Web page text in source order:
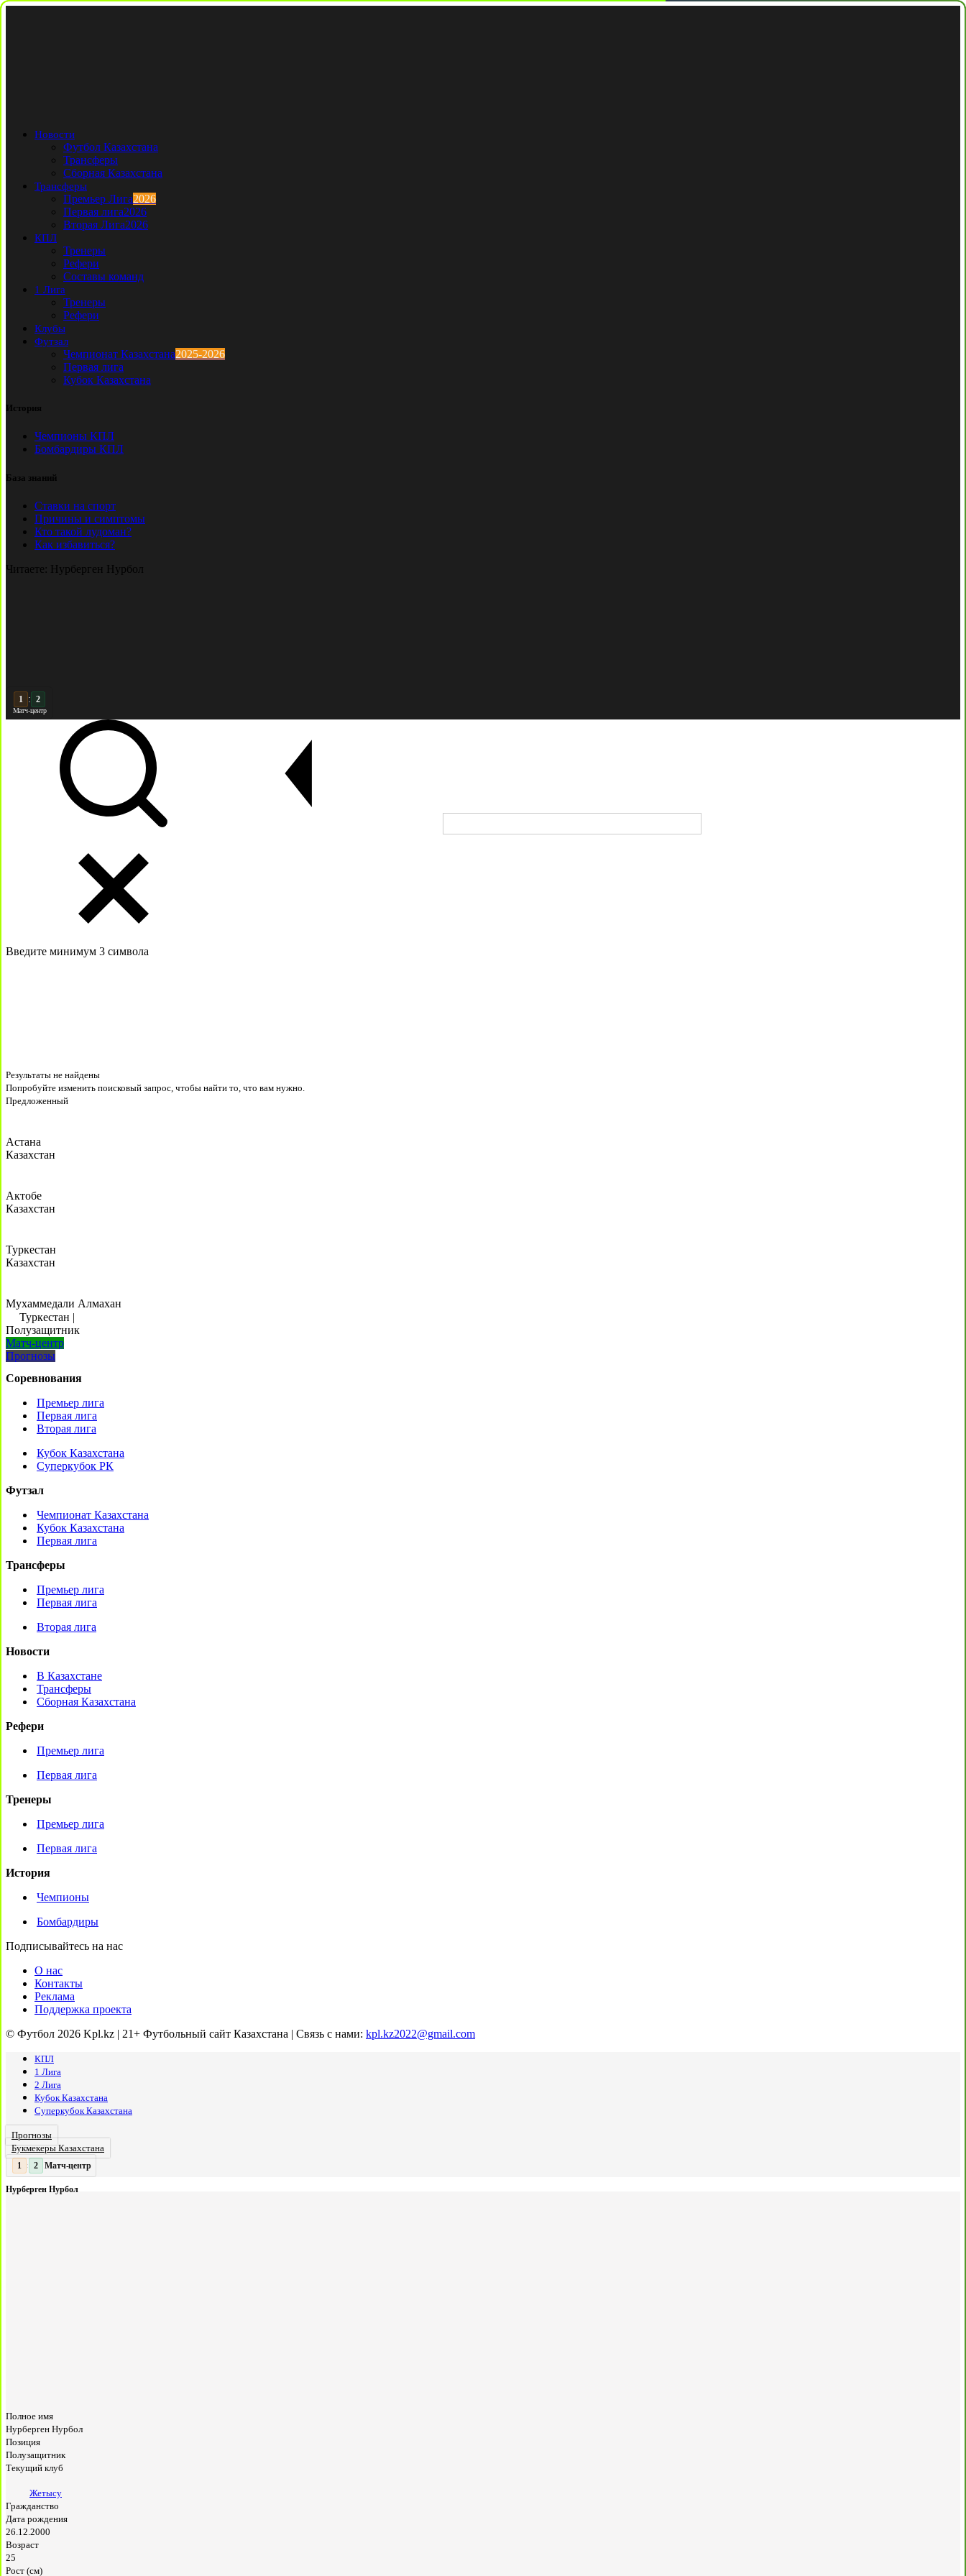
Новости
Футбол Казахстана
Трансферы
Сборная Казахстана
Трансферы
Премьер Лига2026
Первая лига2026
Вторая Лига2026
КПЛ
Тренеры
Рефери
Составы команд
1 Лига
Тренеры
Рефери
Клубы
Футзал
Чемпионат Казахстана2025-2026
Первая лига
Кубок Казахстана
История
Чемпионы КПЛ
Бомбардиры КПЛ
База знаний
Ставки на спорт
Причины и симптомы
Кто такой лудоман?
Как избавиться?
Читаете: Нурберген Нурбол
2 : 2
Матч-центр
Введите минимум 3 символа
Результаты не найдены
Попробуйте изменить поисковый запрос, чтобы найти то, что вам нужно.
Предложенный
Астана
Казахстан
Актобе
Казахстан
Туркестан
Казахстан
Мухаммедали Алмахан
Туркестан |
Полузащитник
Матч-центр
Прогнозы
Соревнования
Премьер лига
Первая лига
Вторая лига
Кубок Казахстана
Суперкубок РК
Футзал
Чемпионат Казахстана
Кубок Казахстана
Первая лига
Трансферы
Премьер лига
Первая лига
Вторая лига
Новости
В Казахстане
Трансферы
Сборная Казахстана
Рефери
Премьер лига
Первая лига
Тренеры
Премьер лига
Первая лига
История
Чемпионы
Бомбардиры
Подписывайтесь на нас
О нас
Контакты
Реклама
Поддержка проекта
© Футбол 2026 Kpl.kz | 21+ Футбольный сайт Казахстана | Связь с нами: kpl.kz2022@gmail.com
КПЛ
1 Лига
2 Лига
Кубок Казахстана
Суперкубок Казахстана
Прогнозы
Букмекеры Казахстана
2 : 2 Матч-центр
Нурберген Нурбол
Полное имя
Нурберген Нурбол
Позиция
Полузащитник
Текущий клуб
Жетысу
Гражданство
Дата рождения
26.12.2000
Возраст
25
Рост (см)